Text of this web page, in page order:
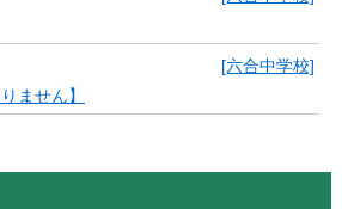
[六合中学校]
ません】